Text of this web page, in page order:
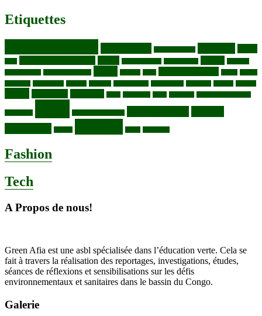
Etiquettes
Fashion
Tech
A Propos de nous!
Green Afia est une asbl spécialisée dans l’éducation verte. Cela se
fait à travers la réalisation des reportages, investigations, études,
séances de réflexions et sensibilisations sur les défis
environnementaux et sanitaires dans le bassin du Congo.
Galerie